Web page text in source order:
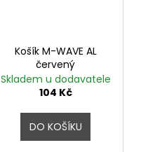
Košík M-WAVE AL
červený
Skladem u dodavatele
104 Kč
DO KOŠÍKU